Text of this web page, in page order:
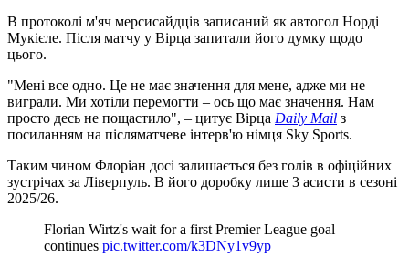
В протоколі м'яч мерсисайдців записаний як автогол Норді
Мукієле. Після матчу у Вірца запитали його думку щодо
цього.
"Мені все одно. Це не має значення для мене, адже ми не
виграли. Ми хотіли перемогти – ось що має значення. Нам
просто десь не пощастило", – цитує Вірца Daily Mail з
посиланням на післяматчеве інтерв'ю німця Sky Sports.
Таким чином Флоріан досі залишається без голів в офіційних
зустрічах за Ліверпуль. В його доробку лише 3 асисти в сезоні
2025/26.
Florian Wirtz's wait for a first Premier League goal
continues pic.twitter.com/k3DNy1v9yp